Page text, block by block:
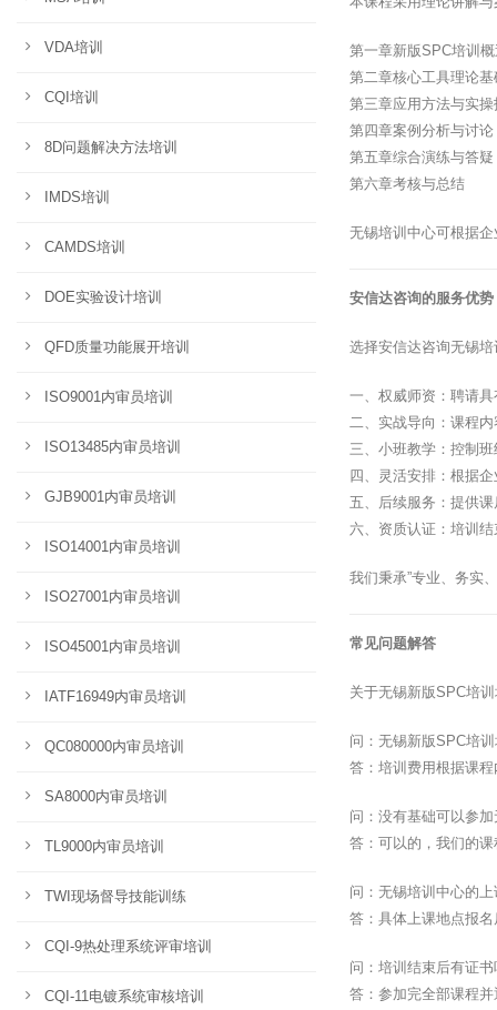
第一章新版SPC培训
第二章核心工具理论基
第三章应用方法与实操
第四章案例分析与讨论
第五章综合演练与答疑
第六章考核与总结
无锡培训中心可根据
安信达咨询的服务优势
选择安信达咨询无锡
一、权威师资：聘请
二、实战导向：课程
三、小班教学：控制
四、灵活安排：根据
五、后续服务：提供
六、资质认证：培训
我们秉承”专业、务实
常见问题解答
关于无锡新版SPC培
问：无锡新版SPC培
答：培训费用根据课
问：没有基础可以参
答：可以的，我们的
问：无锡培训中心的
答：具体上课地点报
问：培训结束后有证书
答：参加完全部课程
VDA培训
CQI培训
8D问题解决方法培训
IMDS培训
CAMDS培训
DOE实验设计培训
QFD质量功能展开培训
ISO9001内审员培训
ISO13485内审员培训
GJB9001内审员培训
ISO14001内审员培训
ISO27001内审员培训
ISO45001内审员培训
IATF16949内审员培训
QC080000内审员培训
SA8000内审员培训
TL9000内审员培训
TWI现场督导技能训练
CQI-9热处理系统评审培训
CQI-11电镀系统审核培训